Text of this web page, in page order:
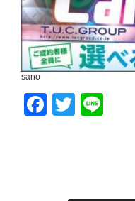
sano
Facebook
Twitter